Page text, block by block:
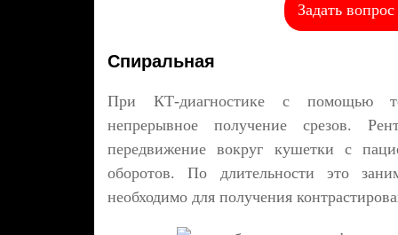
Задать
Спиральная
При КТ-диагностике с помощью
непрерывное получение срезов.
передвижение вокруг кушетки с
оборотов. По длительности это
необходимо для получения